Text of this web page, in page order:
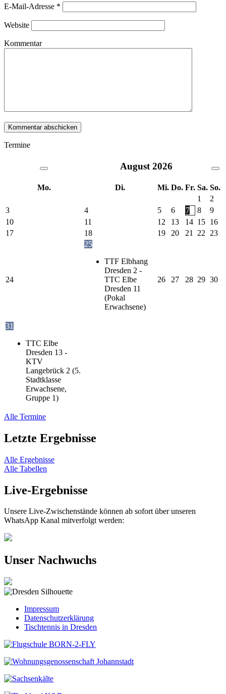
E-Mail-Adresse *
Website
Kommentar
Termine
August 2026
Mo. Di. Mi. Do. Fr. Sa. So.
1
2
3
4 5 6 7 8
9
10
11 12 13 14 15 16
17
18 19 20 21 22 23
24
25
TTF Elbhang
Dresden 2 -
TTC Elbe
Dresden 11
(Pokal
Erwachsene)
26 27 28 29 30
31
TTC Elbe
Dresden 13 -
KTV
Langebrück 2 (5.
Stadtklasse
Erwachsene,
Gruppe 1)
Alle Termine
Letzte Ergebnisse
Alle Ergebnisse
Alle Tabellen
Live-Ergebnisse
Unsere Live-Zwischenstände können ab sofort über unseren
WhatsApp Kanal mitverfolgt werden:
Unser Nachwuchs
Impressum
Datenschutzerklärung
Tischtennis in Dresden